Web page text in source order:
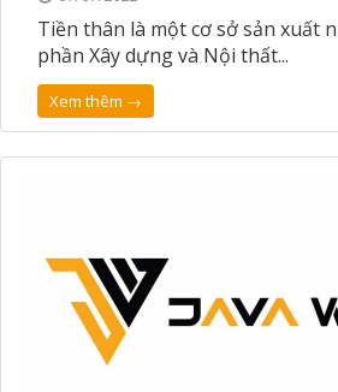
Tiền thân là một cơ sở sản xuất
phần Xây dựng và Nội thất...
Xem thêm →